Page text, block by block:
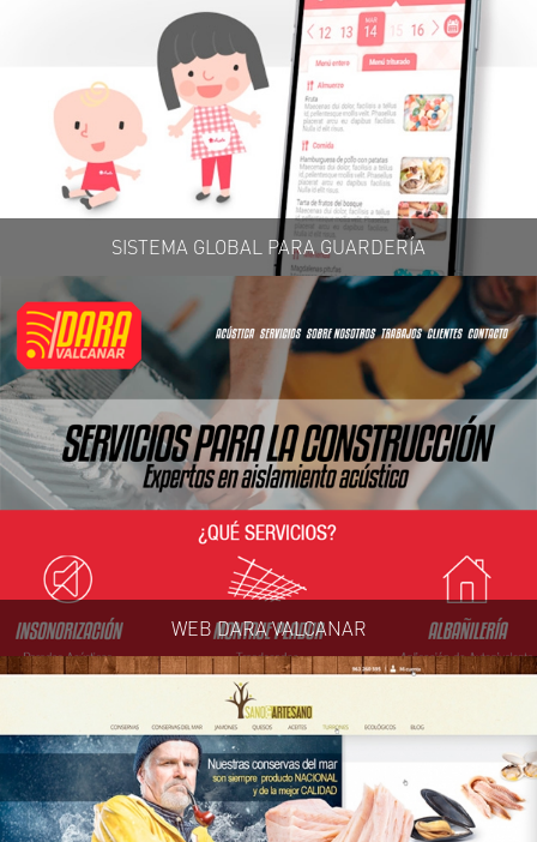
SISTEMA GLOBAL PARA GUARDERÍA
WEB DARA VALCANAR